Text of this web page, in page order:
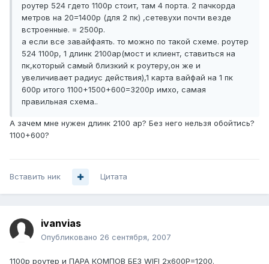
роутер 524 гдето 1100р стоит, там 4 порта. 2 пачкорда
метров на 20=1400р (для 2 пк) ,сетевухи почти везде
встроенные. = 2500р.
а если все завайфаять. то можно по такой схеме. роутер
524 1100р, 1 длинк 2100ар(мост и клиент, ставиться на
пк,который самый близкий к роутеру,он же и
увеличивает радиус действия),1 карта вайфай на 1 пк
600р итого 1100+1500+600=3200р имхо, самая
правильная схема..
А зачем мне нужен длинк 2100 ар? Без него нельзя обойтись?
1100+600?
Вставить ник Цитата
ivanvias
Опубликовано 26 сентября, 2007
1100р роутер и ПАРА КОМПОВ БЕЗ WIFI 2х600Р=1200.